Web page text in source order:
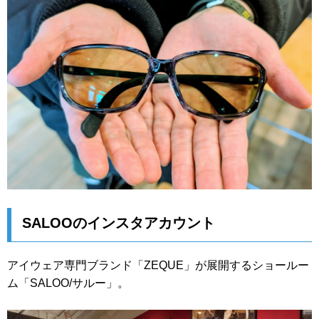
SALOOのインスタアカウント
アイウェア専門ブランド「ZEQUE」が展開するショールー
ム「SALOO/サルー」。